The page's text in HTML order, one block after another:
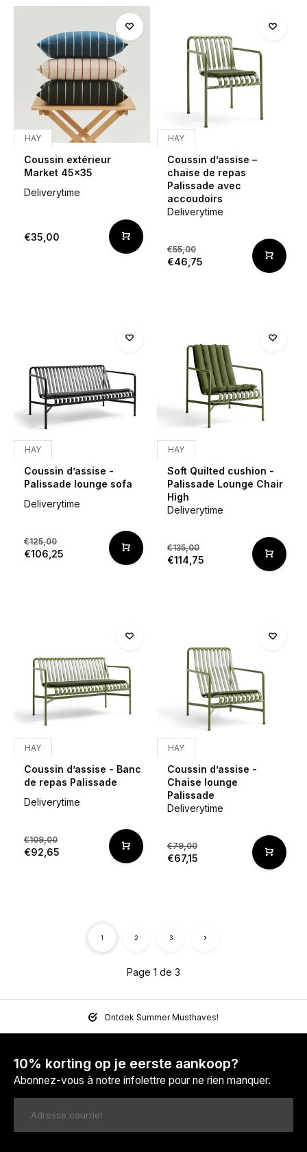
HAY
Coussin extérieur
Market 45x35
Deliverytime
€35,00
HAY
Coussin d’assise –
chaise de repas
Palissade avec
accoudoirs
Deliverytime
€55,00
€46,75
HAY
Coussin d’assise -
Palissade lounge sofa
Deliverytime
€125,00
€106,25
HAY
Soft Quilted cushion -
Palissade Lounge Chair
High
Deliverytime
€135,00
€114,75
HAY
Coussin d’assise - Banc
de repas Palissade
Deliverytime
€109,00
€92,65
HAY
Coussin d’assise -
Chaise lounge
Palissade
Deliverytime
€79,00
€67,15
Page 1 de 3
1 2 3
Ontdek Summer Musthaves!
10% korting op je eerste aankoop?
Abonnez-vous à notre infolettre pour ne rien manquer.